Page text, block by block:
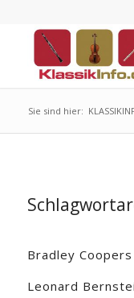
Sie sind hier:
Bradley
Leonard